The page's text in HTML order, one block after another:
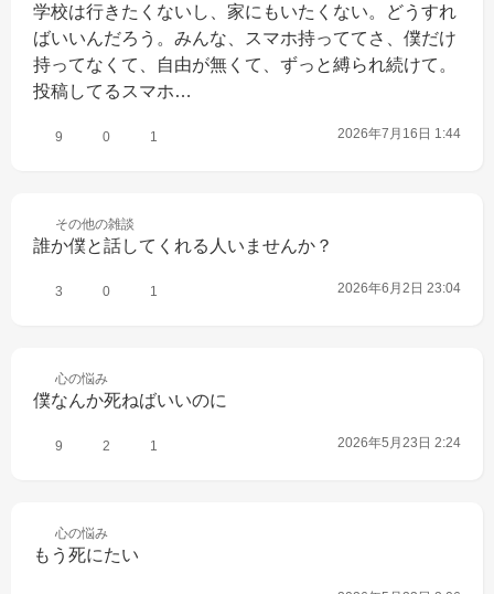
学校は行きたくないし、家にもいたくない。どうすれ
ばいいんだろう。みんな、スマホ持っててさ、僕だけ
持ってなくて、自由が無くて、ずっと縛られ続けて。
投稿してるスマホ…
9 0 1 2026年7月16日 1:44
その他の雑談
誰か僕と話してくれる人いませんか？
3 0 1 2026年6月2日 23:04
心の悩み
僕なんか死ねばいいのに
9 2 1 2026年5月23日 2:24
心の悩み
もう死にたい